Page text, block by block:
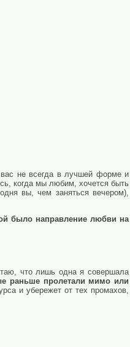
не всегда в лучшей форме и
когда мы любим, хочется быть
вы, чем заняться вечером),
было направление любви на
что лишь одна я совершала
раньше пролетали мимо или
и убережет от тех промахов,